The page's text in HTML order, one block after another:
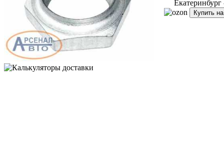
Екатеринбург
Купить